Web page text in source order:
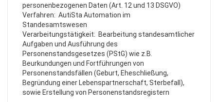
personenbezogenen Daten (Art. 12 und 13 DSGVO)
Verfahren: AutiSta Automation im
Standesamtswesen
Verarbeitungstätigkeit: Bearbeitung standesamtlicher
Aufgaben und Ausführung des
Personenstandsgesetzes (PStG) wie z.B.
Beurkundungen und Fortführungen von
Personenstandsfällen (Geburt, Eheschließung,
Begründung einer Lebenspartnerschaft, Sterbefall),
sowie Erstellung von Personenstandsregistern